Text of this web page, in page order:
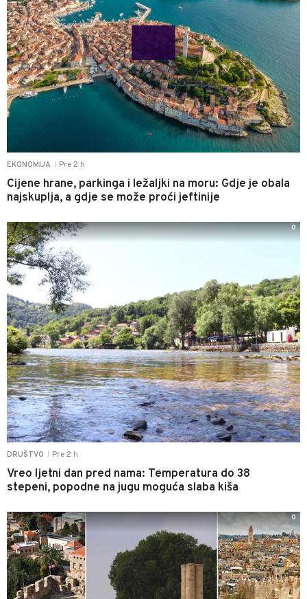
EKONOMIJA Pre 2 h
Cijene hrane, parkinga i ležaljki na moru: Gdje je obala
najskuplja, a gdje se može proći jeftinije
DRUŠTVO Pre 2 h
Vreo ljetni dan pred nama: Temperatura do 38
stepeni, popodne na jugu moguća slaba kiša
0
0